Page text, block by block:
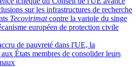
sur les infrastructures de recherche
Tecovirimatcontre la variole du singe
européen de protection civile
de pauvreté dans l'UE, la
États membres de consolider leurs